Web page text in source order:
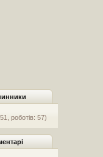
роботів: 57)